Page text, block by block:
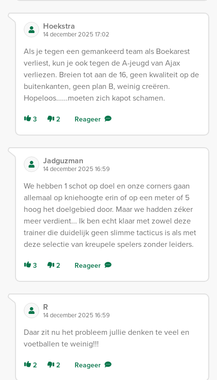
Hoekstra
14 december 2025 17:02
Als je tegen een gemankeerd team als Boekarest
verliest, kun je ook tegen de A-jeugd van Ajax
verliezen. Breien tot aan de 16, geen kwaliteit op de
buitenkanten, geen plan B, weinig creëren.
Hopeloos......moeten zich kapot schamen.
3 2 Reageer
Jadguzman
14 december 2025 16:59
We hebben 1 schot op doel en onze corners gaan
allemaal op kniehoogte erin of op een meter of 5
hoog het doelgebied door. Maar we hadden zéker
meer verdient... Ik ben echt klaar met zowel deze
trainer die duidelijk geen slimme tacticus is als met
deze selectie van kreupele spelers zonder leiders.
3 2 Reageer
R
14 december 2025 16:59
Daar zit nu het probleem jullie denken te veel en
voetballen te weinig!!!
2 2 Reageer